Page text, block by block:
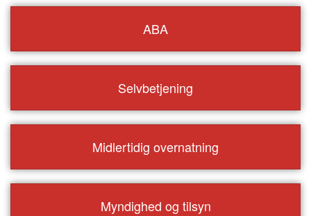
ABA
Selvbetjening
Midlertidig overnatning
Myndighed og tilsyn